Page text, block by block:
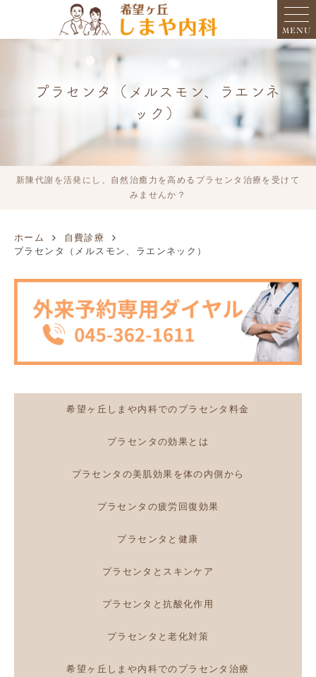
MENU
プラセンタ（メルスモン、ラエンネ
ック）
新陳代謝を活発にし、自然治癒力を高めるプラセンタ治療を受けて
みませんか？
ホーム
自費診療
プラセンタ（メルスモン、ラエンネック）
希望ヶ丘しまや内科でのプラセンタ料金
プラセンタの効果とは
プラセンタの美肌効果を体の内側から
プラセンタの疲労回復効果
プラセンタと健康
プラセンタとスキンケア
プラセンタと抗酸化作用
プラセンタと老化対策
希望ヶ丘しまや内科でのプラセンタ治療